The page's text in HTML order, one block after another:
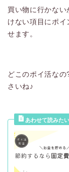
買い物に行かな
けない項目にポ
せます。
どこのポイ活な
さいね♪